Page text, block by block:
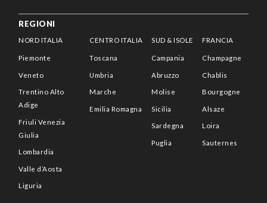
REGIONI
NORD ITALIA
Piemonte
Veneto
Trentino Alto
Adige
Friuli Venezia
Giulia
Lombardia
Valle d’Aosta
Liguria
CENTRO ITALIA
Toscana
Umbria
Marche
Emilia Romagna
SUD & ISOLE
Campania
Abruzzo
Molise
Sicilia
Sardegna
Puglia
FRANCIA
Champagne
Chablis
Bourgogne
Alsaze
Loira
Sauternes